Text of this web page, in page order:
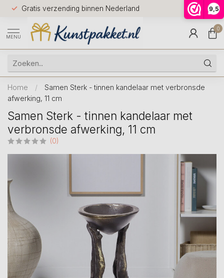
9,5
Gratis verzending binnen Nederland
Voor
huis
9.5
MENU
0
Home /
Samen Sterk - tinnen kandelaar met verbronsde
afwerking, 11 cm
Samen Sterk - tinnen kandelaar met
verbronsde afwerking, 11 cm
(0)